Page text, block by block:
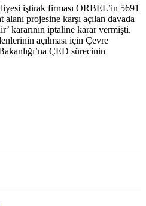
iştirak firması ORBEL’in 5691
projesine karşı açılan davada
kararının iptaline karar vermişti.
açılması için Çevre
ÇED sürecinin